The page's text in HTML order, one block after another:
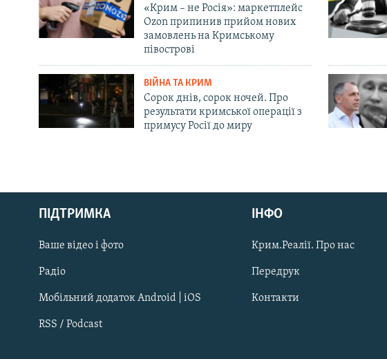
Русский
Qırımtatar
ДОЛУЧАЙСЯ!
«Крим – не Росія»: маркетплейс
Ozon припинив прийом нових
замовлень на Кримському
півострові
ВІЙНА ТА КРИМ
Сорок днів, сорок ночей. Про
результати кримської операції з
примусу Росії до миру
ПІДТРИМКА
Ваше відео і фото
Радіо
Мобільний додаток Android | iOS
RSS / Podcast
ІНФО
Крим.Реалії. Про нас
Передрук
Контакти